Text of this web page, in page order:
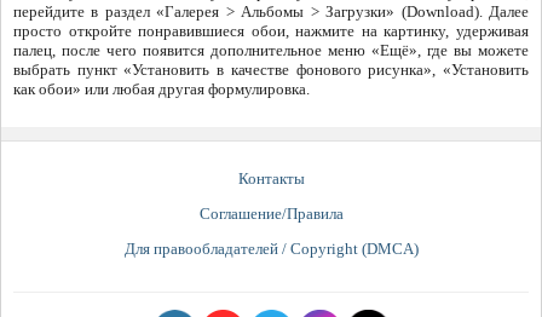
перейдите в раздел «Галерея > Альбомы > Загрузки» (Download). Далее
просто откройте понравившиеся обои, нажмите на картинку, удерживая
палец, после чего появится дополнительное меню «Ещё», где вы можете
выбрать пункт «Установить в качестве фонового рисунка», «Установить
как обои» или любая другая формулировка.
Контакты
Соглашение/Правила
Для правообладателей / Copyright (DMCA)